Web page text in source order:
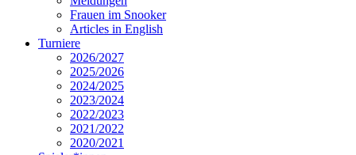
Frauen im Snooker
Articles in English
Turniere
2026/2027
2025/2026
2024/2025
2023/2024
2022/2023
2021/2022
2020/2021